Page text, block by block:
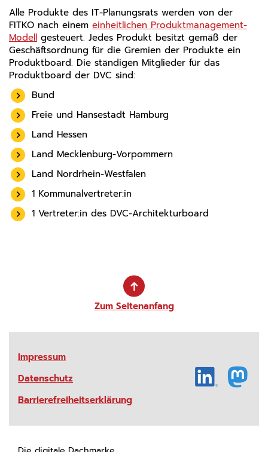
Alle Produkte des IT-Planungsrats werden von der
FITKO nach einem einheitlichen Produktmanagement-
Modell gesteuert. Jedes Produkt besitzt gemäß der
Geschäftsordnung für die Gremien der Produkte ein
Produktboard. Die ständigen Mitglieder für das
Produktboard der DVC sind:
Bund
Freie und Hansestadt Hamburg
Land Hessen
Land Mecklenburg-Vorpommern
Land Nordrhein-Westfalen
1 Kommunalvertreter:in
1 Vertreter:in des DVC-Architekturboard
Zum Seitenanfang
Impressum
Datenschutz
Barrierefreiheitserklärung